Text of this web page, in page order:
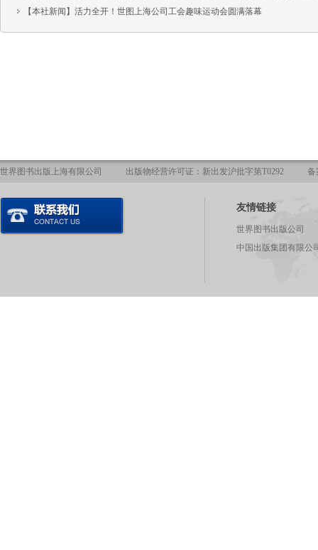
【本社新闻】活力全开！世图上海公司工会趣味运动会圆满落幕
世界图书出版上海有限公司 出版物经营许可证：新出发沪批字第T0292 备
友情链接
世界图书出版公司
中国出版集团有限公